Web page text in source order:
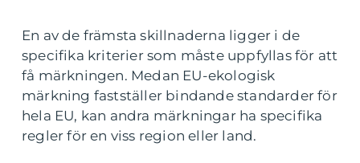
En av de främsta skillnaderna ligger i de
specifika kriterier som måste uppfyllas för att
få märkningen. Medan EU-ekologisk
märkning fastställer bindande standarder för
hela EU, kan andra märkningar ha specifika
regler för en viss region eller land.